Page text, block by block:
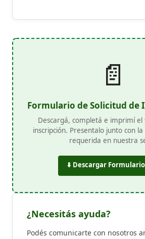
📄
Formulario de Solicitud de
Descargá, completá e imprimí
inscripción. Presentalo junto con
requerida en nuestra
⬇️ Descargar Formulario
¿Necesitás ayuda?
Podés comunicarte con nosotros